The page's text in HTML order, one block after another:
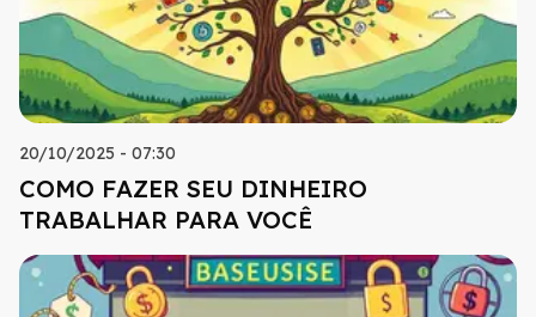
20/10/2025 - 07:30
COMO FAZER SEU DINHEIRO
TRABALHAR PARA VOCÊ